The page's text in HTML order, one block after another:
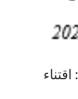
الاستشارة رقم 7 / ENP / 2021: اقتناء